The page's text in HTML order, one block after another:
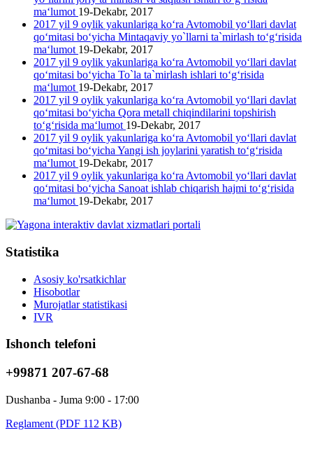
ma‘lumot 19-Dekabr, 2017
2017 yil 9 oylik yakunlariga ko‘ra Avtomobil yo‘llari davlat
qo‘mitasi bo‘yicha Mintaqaviy yo`llarni ta`mirlash to‘g‘risida
ma‘lumot 19-Dekabr, 2017
2017 yil 9 oylik yakunlariga ko‘ra Avtomobil yo‘llari davlat
qo‘mitasi bo‘yicha To`la ta`mirlash ishlari to‘g‘risida
ma‘lumot 19-Dekabr, 2017
2017 yil 9 oylik yakunlariga ko‘ra Avtomobil yo‘llari davlat
qo‘mitasi bo‘yicha Qora metall chiqindilarini topshirish
to‘g‘risida ma‘lumot 19-Dekabr, 2017
2017 yil 9 oylik yakunlariga ko‘ra Avtomobil yo‘llari davlat
qo‘mitasi bo‘yicha Yangi ish joylarini yaratish to‘g‘risida
ma‘lumot 19-Dekabr, 2017
2017 yil 9 oylik yakunlariga ko‘ra Avtomobil yo‘llari davlat
qo‘mitasi bo‘yicha Sanoat ishlab chiqarish hajmi to‘g‘risida
ma‘lumot 19-Dekabr, 2017
Statistika
Asosiy ko'rsatkichlar
Hisobotlar
Murojatlar statistikasi
IVR
Ishonch telefoni
+99871 207-67-68
Dushanba - Juma 9:00 - 17:00
Reglament (PDF 112 KB)